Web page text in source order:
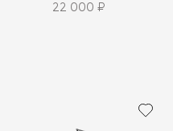
22 000 ₽